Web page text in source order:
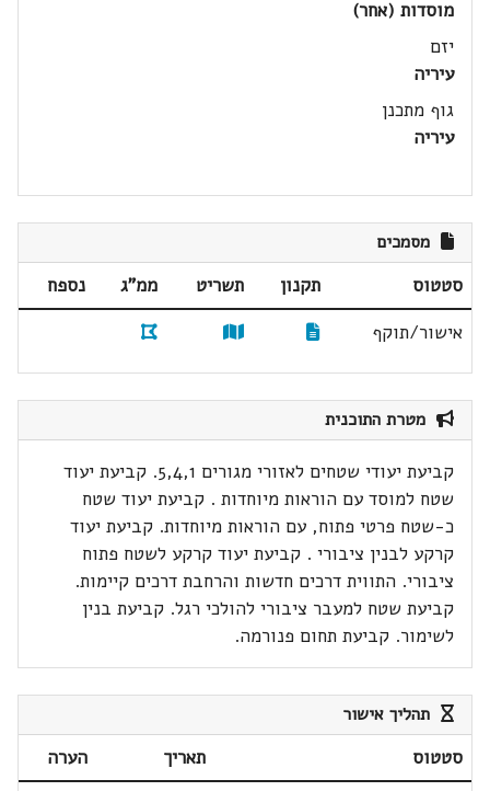
מוסדות (אחר)
יזם
עיריה
גוף מתכנן
עיריה
מסמכים
סטטוס תקנון תשריט ממ"ג
נספח
אישור/תוקף
מטרת התוכנית
קביעת יעודי שטחים לאזורי מגורים 5,4,1. קביעת יעוד
שטח למוסד עם הוראות מיוחדות . קביעת יעוד שטח
כ-שטח פרטי פתוח, עם הוראות מיוחדות. קביעת יעוד
קרקע לבנין ציבורי . קביעת יעוד קרקע לשטח פתוח
ציבורי. התווית דרכים חדשות והרחבת דרכים קיימות.
קביעת שטח למעבר ציבורי להולכי רגל. קביעת בנין
לשימור. קביעת תחום פנורמה.
תהליך אישור
סטטוס תאריך
הערה